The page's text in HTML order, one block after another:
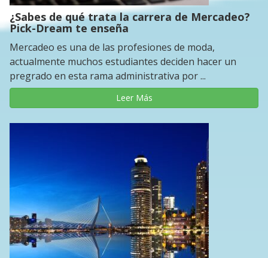
¿Sabes de qué trata la carrera de Mercadeo?
Pick-Dream te enseña
Mercadeo es una de las profesiones de moda,
actualmente muchos estudiantes deciden hacer un
pregrado en esta rama administrativa por ...
Leer Más